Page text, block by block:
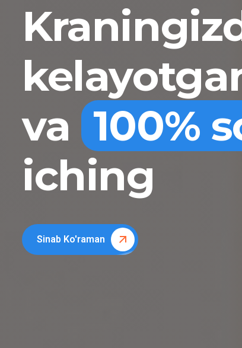
va 100%
iching
Sinab Ko'raman